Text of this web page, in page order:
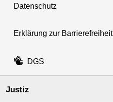
Datenschutz
Erklärung zur Barrierefreiheit
DGS
Justiz